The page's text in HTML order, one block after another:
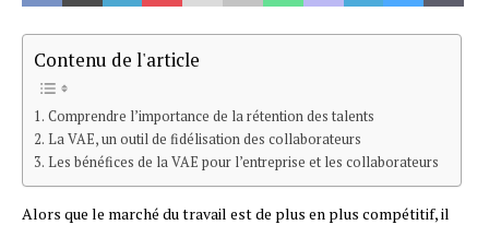
Contenu de l'article
Comprendre l’importance de la rétention des talents
La VAE, un outil de fidélisation des collaborateurs
Les bénéfices de la VAE pour l’entreprise et les collaborateurs
Alors que le marché du travail est de plus en plus compétitif, il